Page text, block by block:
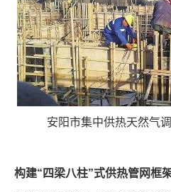
安阳市集中供热天然气
构建“四梁八柱”式供热管网框